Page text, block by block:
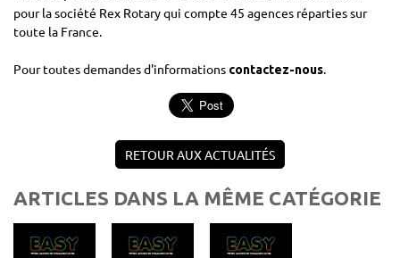
pour la société Rex Rotary qui compte 45 agences réparties sur
toute la France.
Pour toutes demandes d'informations contactez-nous.
RETOUR AUX ACTUALITÉS
ARTICLES DANS LA MÊME CATÉGORIE